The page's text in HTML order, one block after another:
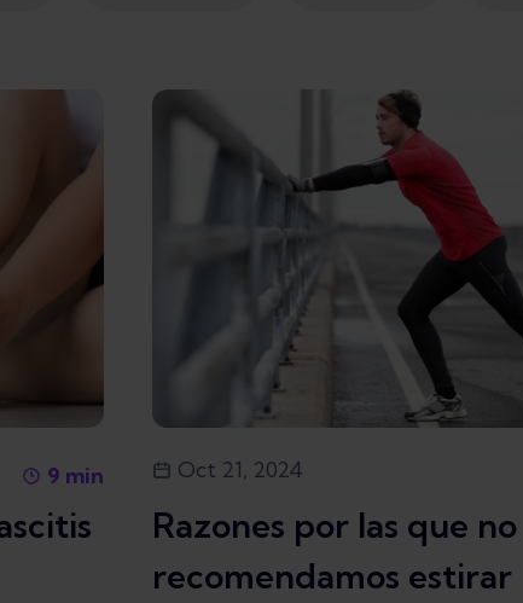
9 min Oct 21, 2024
Razones por las que no
recomendamos estirar